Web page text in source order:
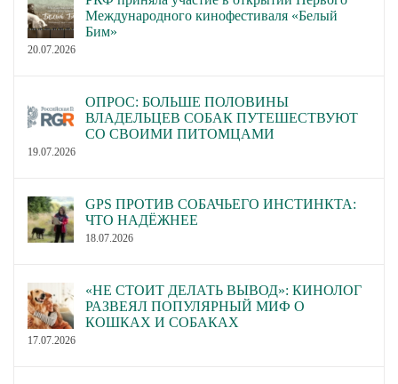
Международного кинофестиваля «Белый
Бим»
20.07.2026
ОПРОС: БОЛЬШЕ ПОЛОВИНЫ
ВЛАДЕЛЬЦЕВ СОБАК ПУТЕШЕСТВУЮТ
СО СВОИМИ ПИТОМЦАМИ
19.07.2026
GPS ПРОТИВ СОБАЧЬЕГО ИНСТИНКТА:
ЧТО НАДЁЖНЕЕ
18.07.2026
«НЕ СТОИТ ДЕЛАТЬ ВЫВОД»: КИНОЛОГ
РАЗВЕЯЛ ПОПУЛЯРНЫЙ МИФ О
КОШКАХ И СОБАКАХ
17.07.2026